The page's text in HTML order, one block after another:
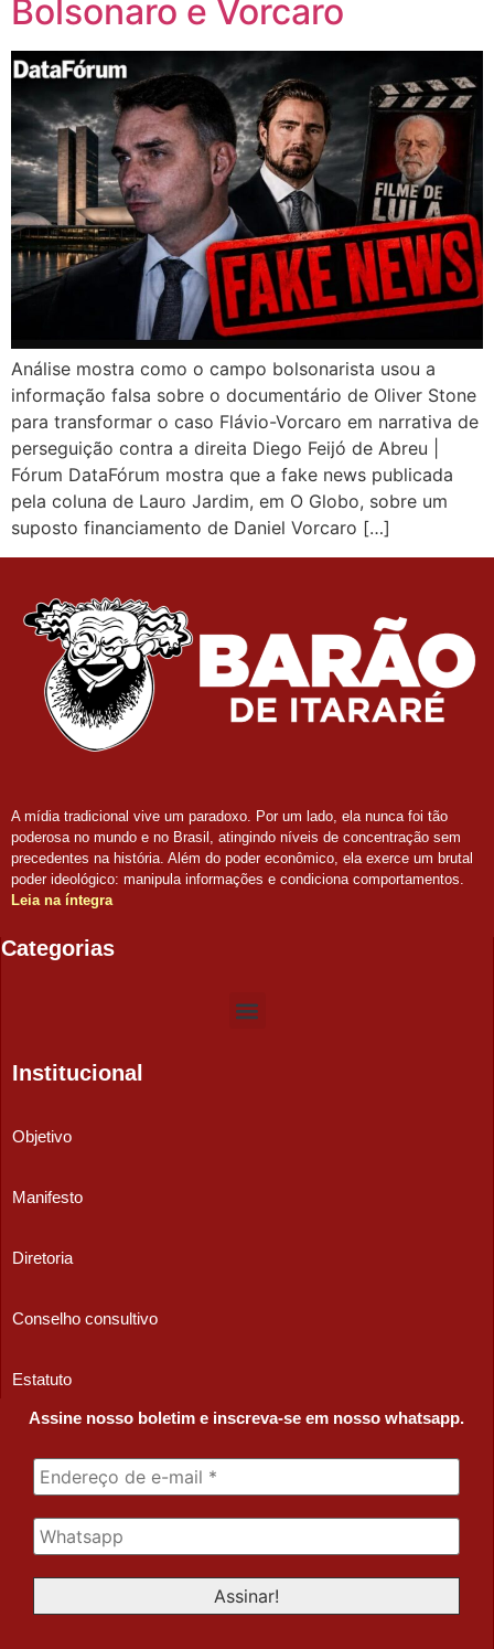
Bolsonaro e Vorcaro
Análise mostra como o campo bolsonarista usou a
informação falsa sobre o documentário de Oliver Stone
para transformar o caso Flávio-Vorcaro em narrativa de
perseguição contra a direita Diego Feijó de Abreu |
Fórum DataFórum mostra que a fake news publicada
pela coluna de Lauro Jardim, em O Globo, sobre um
suposto financiamento de Daniel Vorcaro […]
A mídia tradicional vive um paradoxo. Por um lado, ela nunca foi tão
poderosa no mundo e no Brasil, atingindo níveis de concentração sem
precedentes na história. Além do poder econômico, ela exerce um brutal
poder ideológico: manipula informações e condiciona comportamentos.
Leia na íntegra
Categorias
Institucional
Objetivo
Manifesto
Diretoria
Conselho consultivo
Estatuto
Assine nosso boletim e inscreva-se em nosso whatsapp.